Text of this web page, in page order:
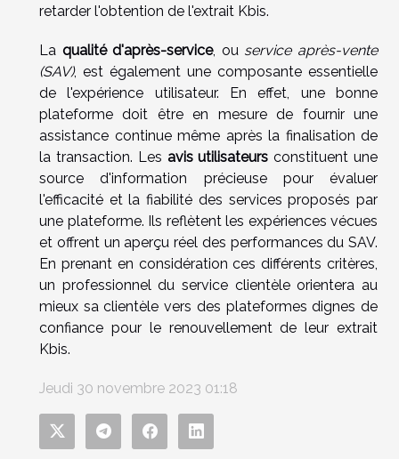
retarder l'obtention de l'extrait Kbis.
La qualité d'après-service, ou service après-vente
(SAV), est également une composante essentielle
de l'expérience utilisateur. En effet, une bonne
plateforme doit être en mesure de fournir une
assistance continue même après la finalisation de
la transaction. Les avis utilisateurs constituent une
source d'information précieuse pour évaluer
l'efficacité et la fiabilité des services proposés par
une plateforme. Ils reflètent les expériences vécues
et offrent un aperçu réel des performances du SAV.
En prenant en considération ces différents critères,
un professionnel du service clientèle orientera au
mieux sa clientèle vers des plateformes dignes de
confiance pour le renouvellement de leur extrait
Kbis.
Jeudi 30 novembre 2023 01:18